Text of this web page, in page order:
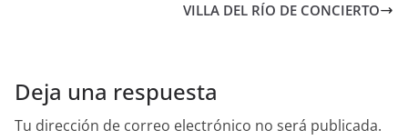
VILLA DEL RÍO DE CONCIERTO
Deja una respuesta
Tu dirección de correo electrónico no será publicada.